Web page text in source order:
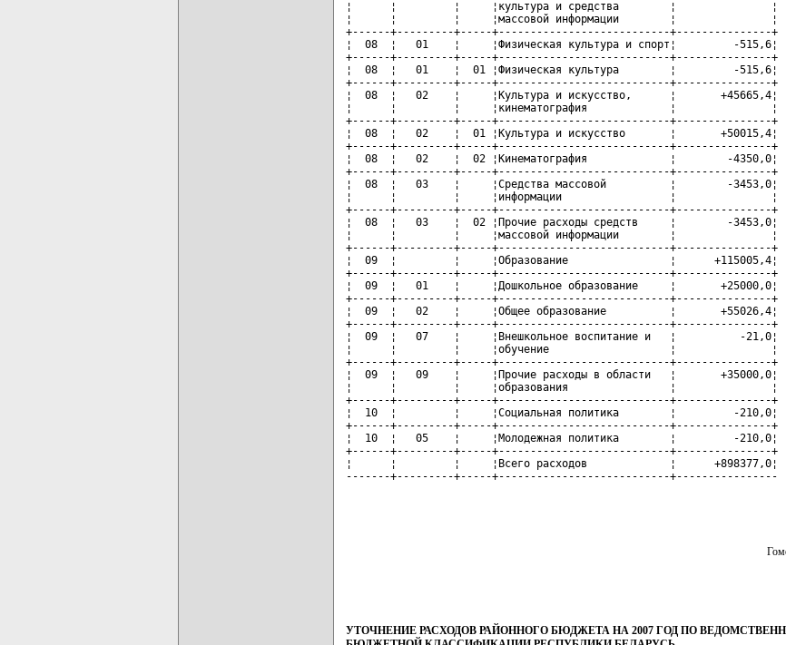
¦      ¦         ¦     ¦культура и средства        ¦               ¦
¦      ¦         ¦     ¦массовой информации        ¦               ¦
+------+---------+-----+---------------------------+---------------+
¦  08  ¦   01    ¦     ¦Физическая культура и спорт¦         -515,6¦
+------+---------+-----+---------------------------+---------------+
¦  08  ¦   01    ¦  01 ¦Физическая культура        ¦         -515,6¦
+------+---------+-----+---------------------------+---------------+
¦  08  ¦   02    ¦     ¦Культура и искусство,      ¦       +45665,4¦
¦      ¦         ¦     ¦кинематография             ¦               ¦
+------+---------+-----+---------------------------+---------------+
¦  08  ¦   02    ¦  01 ¦Культура и искусство       ¦       +50015,4¦
+------+---------+-----+---------------------------+---------------+
¦  08  ¦   02    ¦  02 ¦Кинематография             ¦        -4350,0¦
+------+---------+-----+---------------------------+---------------+
¦  08  ¦   03    ¦     ¦Средства массовой          ¦        -3453,0¦
¦      ¦         ¦     ¦информации                 ¦               ¦
+------+---------+-----+---------------------------+---------------+
¦  08  ¦   03    ¦  02 ¦Прочие расходы средств     ¦        -3453,0¦
¦      ¦         ¦     ¦массовой информации        ¦               ¦
+------+---------+-----+---------------------------+---------------+
¦  09  ¦         ¦     ¦Образование                ¦      +115005,4¦
+------+---------+-----+---------------------------+---------------+
¦  09  ¦   01    ¦     ¦Дошкольное образование     ¦       +25000,0¦
+------+---------+-----+---------------------------+---------------+
¦  09  ¦   02    ¦     ¦Общее образование          ¦       +55026,4¦
+------+---------+-----+---------------------------+---------------+
¦  09  ¦   07    ¦     ¦Внешкольное воспитание и   ¦          -21,0¦
¦      ¦         ¦     ¦обучение                   ¦               ¦
+------+---------+-----+---------------------------+---------------+
¦  09  ¦   09    ¦     ¦Прочие расходы в области   ¦       +35000,0¦
¦      ¦         ¦     ¦образования                ¦               ¦
+------+---------+-----+---------------------------+---------------+
¦  10  ¦         ¦     ¦Социальная политика        ¦         -210,0¦
+------+---------+-----+---------------------------+---------------+
¦  10  ¦   05    ¦     ¦Молодежная политика        ¦         -210,0¦
+------+---------+-----+---------------------------+---------------+
¦      ¦         ¦     ¦Всего расходов             ¦      +898377,0¦
-------+---------+-----+---------------------------+----------------
УТОЧНЕНИЕ РАСХОДОВ РАЙОННОГО БЮДЖЕТА НА 2007 ГОД ПО